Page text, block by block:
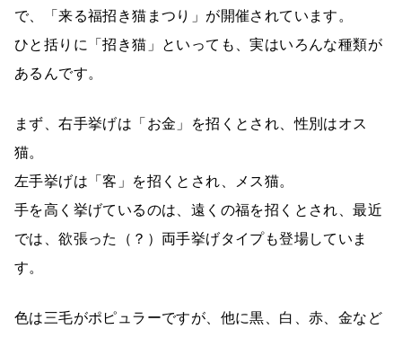
で、「来る福招き猫まつり」が開催されています。
ひと括りに「招き猫」といっても、実はいろんな種類が
あるんです。
まず、右手挙げは「お金」を招くとされ、性別はオス
猫。
左手挙げは「客」を招くとされ、メス猫。
手を高く挙げているのは、遠くの福を招くとされ、最近
では、欲張った（？）両手挙げタイプも登場していま
す。
色は三毛がポピュラーですが、他に黒、白、赤、金など